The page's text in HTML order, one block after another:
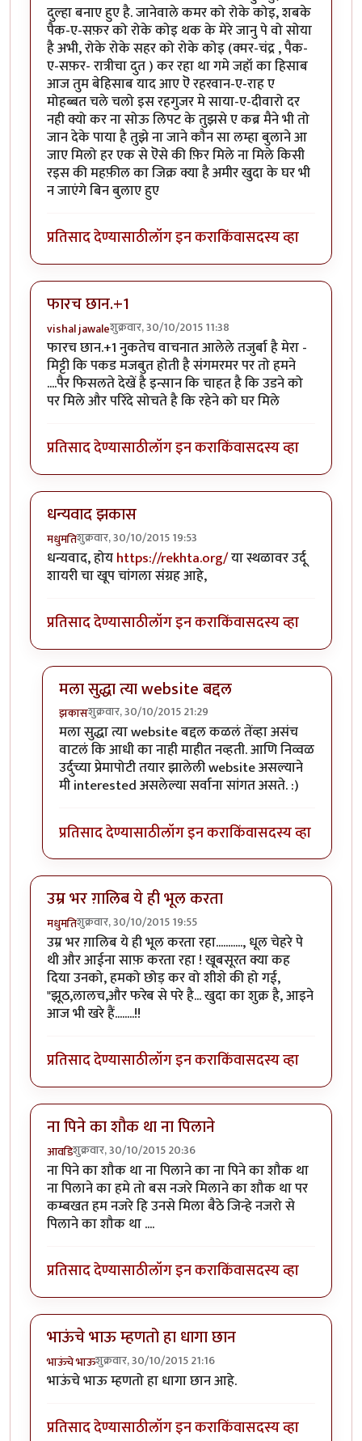
दुल्हा बनाए हुए है. जानेवाले कमर को रोके कोइ, शबके
पैक-ए-सफ़र को रोके कोइ थक के मेरे जानु पे वो सोया
है अभी, रोके रोके सहर को रोके कोइ (क्मर-चंद्र , पैक-
ए-सफ़र- रात्रीचा दुत ) कर रहा था गमे जहॉ का हिसाब
आज तुम बेहिसाब याद आए ऎ रहरवान-ए-राह ए
मोहब्बत चले चलो इस रहगुजर मे साया-ए-दीवारो दर
नही क्यो कर ना सोऊ लिपट के तुझसे ए कब्र मैने भी तो
जान देके पाया है तुझे ना जाने कौन सा लम्हा बुलाने आ
जाए मिलो हर एक से ऎसे की फ़िर मिले ना मिले किसी
रइस की महफ़ील का जिक्र क्या है अमीर खुदा के घर भी
न जाएंगे बिन बुलाए हुए
प्रतिसाद देण्यासाठीलॉग इन कराकिंवासदस्य व्हा
फारच छान.+1
vishal jawaleशुक्रवार, 30/10/2015 11:38
फारच छान.+1 नुकतेच वाचनात आलेले तजुर्बा है मेरा -
मिट्टी कि पकड मजबुत होती है संगमरमर पर तो हमने
....पैर फिसलते देखें है इन्सान कि चाहत है कि उडने को
पर मिले और परिंदे सोचते है कि रहेने को घर मिले
प्रतिसाद देण्यासाठीलॉग इन कराकिंवासदस्य व्हा
धन्यवाद झकास
मधुमतिशुक्रवार, 30/10/2015 19:53
धन्यवाद, होयhttps://rekhta.org/या स्थळावर उर्दू
शायरी चा खूप चांगला संग्रह आहे,
प्रतिसाद देण्यासाठीलॉग इन कराकिंवासदस्य व्हा
मला सुद्धा त्या website बद्दल
झकासशुक्रवार, 30/10/2015 21:29
In reply toधन्यवाद झकासbyमधुमति
मला सुद्धा त्या website बद्दल कळलं तेंव्हा असंच
वाटलं कि आधी का नाही माहीत नव्हती. आणि निव्वळ
उर्दुच्या प्रेमापोटी तयार झालेली website असल्याने
मी interested असलेल्या सर्वाना सांगत असते. :)
प्रतिसाद देण्यासाठीलॉग इन कराकिंवासदस्य व्हा
उम्र भर ग़ालिब ये ही भूल करता
मधुमतिशुक्रवार, 30/10/2015 19:55
उम्र भर ग़ालिब ये ही भूल करता रहा..........., धूल चेहरे पे
थी और आईना साफ़ करता रहा ! खूबसूरत क्या कह
दिया उनको, हमको छोड़ कर वो शीशे की हो गई,
"झूठ,लालच,और फरेब से परे है... खुदा का शुक्र है, आइने
आज भी खरे हैं........!!
प्रतिसाद देण्यासाठीलॉग इन कराकिंवासदस्य व्हा
ना पिने का शौक था ना पिलाने
आवडिशुक्रवार, 30/10/2015 20:36
ना पिने का शौक था ना पिलाने का ना पिने का शौक था
ना पिलाने का हमे तो बस नजरे मिलाने का शौक था पर
कम्बखत हम नजरे हि उनसे मिला बैठे जिन्हे नजरो से
पिलाने का शौक था ....
प्रतिसाद देण्यासाठीलॉग इन कराकिंवासदस्य व्हा
भाऊंचे भाऊ म्हणतो हा धागा छान
भाऊंचे भाऊशुक्रवार, 30/10/2015 21:16
भाऊंचे भाऊ म्हणतो हा धागा छान आहे.
प्रतिसाद देण्यासाठीलॉग इन कराकिंवासदस्य व्हा